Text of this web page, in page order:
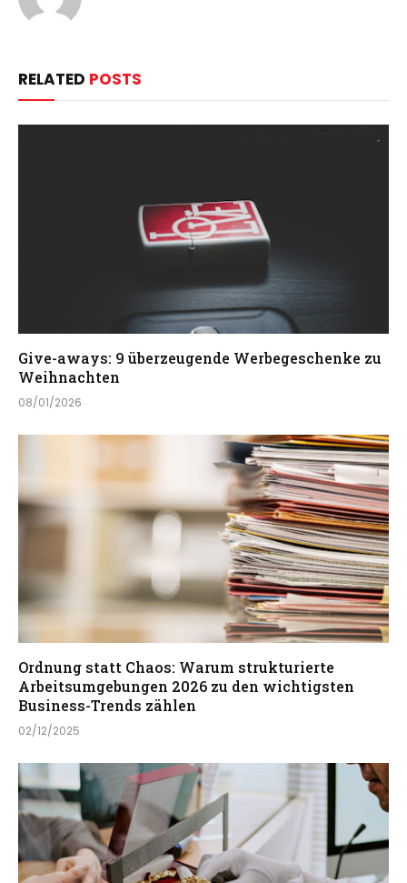
RELATED POSTS
Give-aways: 9 überzeugende Werbegeschenke zu
Weihnachten
08/01/2026
Ordnung statt Chaos: Warum strukturierte
Arbeitsumgebungen 2026 zu den wichtigsten
Business-Trends zählen
02/12/2025